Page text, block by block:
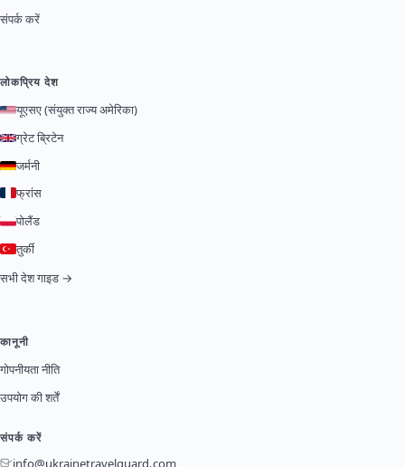
संपर्क करें
लोकप्रिय देश
यूएसए (संयुक्त राज्य अमेरिका)
ग्रेट ब्रिटेन
जर्मनी
फ्रांस
पोलैंड
तुर्की
सभी देश गाइड →
कानूनी
गोपनीयता नीति
उपयोग की शर्तें
संपर्क करें
info@ukrainetravelguard.com